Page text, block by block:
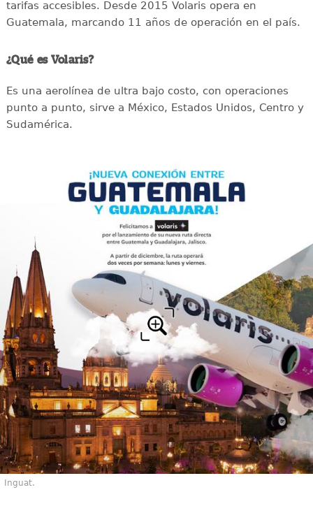
tarifas accesibles. Desde 2015 Volaris opera en
Guatemala, marcando 11 años de operación en el país.
¿Qué es Volaris?
Es una aerolínea de ultra bajo costo, con operaciones
punto a punto, sirve a México, Estados Unidos, Centro y
Sudamérica.
Inguat.